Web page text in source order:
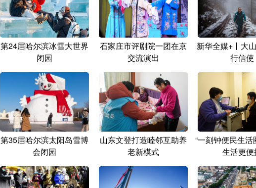
第24届哈尔滨冰雪大世界
闭园
石家庄市评剧院一团在京
交流演出
新华全媒+丨大
行信使
第35届哈尔滨太阳岛雪博
会闭园
山东文登打造睦邻互助养
老新模式
“一刻钟便民生活
生活更便